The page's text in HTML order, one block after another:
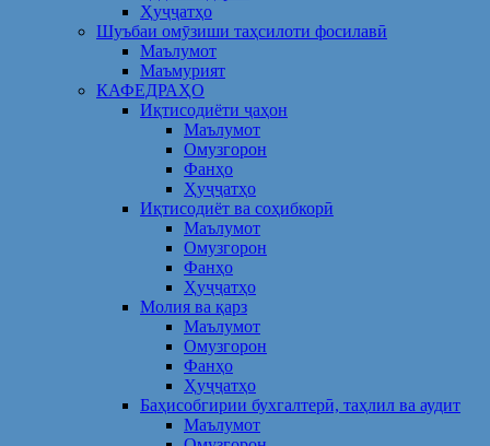
Ҳуҷҷатҳо
Шуъбаи омӯзиши таҳсилоти фосилавӣ
Маълумот
Маъмурият
КАФЕДРАҲО
Иқтисодиёти ҷаҳон
Маълумот
Омузгорон
Фанҳо
Ҳуҷҷатҳо
Иқтисодиёт ва соҳибкорӣ
Маълумот
Омузгорон
Фанҳо
Ҳуҷҷатҳо
Молия ва қарз
Маълумот
Омузгорон
Фанҳо
Ҳуҷҷатҳо
Баҳисобгирии бухгалтерӣ, таҳлил ва аудит
Маълумот